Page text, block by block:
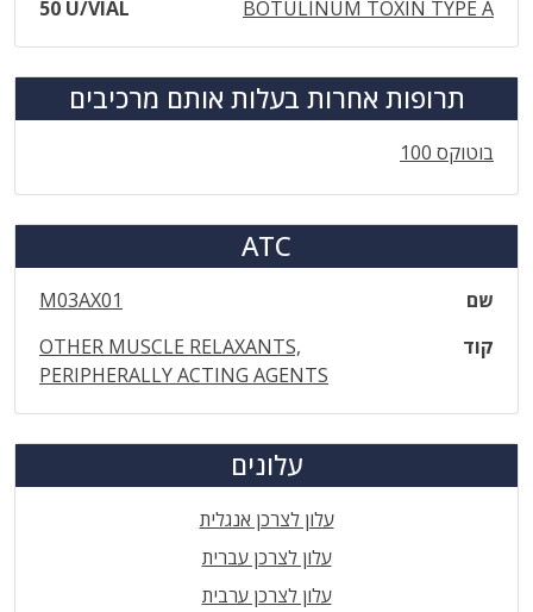
BOTULINUM TOXIN TYPE A
50 U/VIAL
תרופות אחרות בעלות אותם מרכיבים
בוטוקס 100
ATC
שם
M03AX01
קוד
OTHER MUSCLE RELAXANTS,
PERIPHERALLY ACTING AGENTS
עלונים
עלון לצרכן אנגלית
עלון לצרכן עברית
עלון לצרכן ערבית